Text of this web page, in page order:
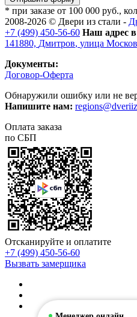
* при заказе от 100 000 руб.,
2008-2026 © Двери из стали -
+7 (499) 450-56-60 Наш адрес
141880, Дмитров, улица
Документы:
Договор-Оферта
Обнаружили ошибку или не
Напишите нам:
Оплата заказа
по СБП
Отсканируйте и оплатите
+7 (499) 450-56-60
Вызвать замерщика